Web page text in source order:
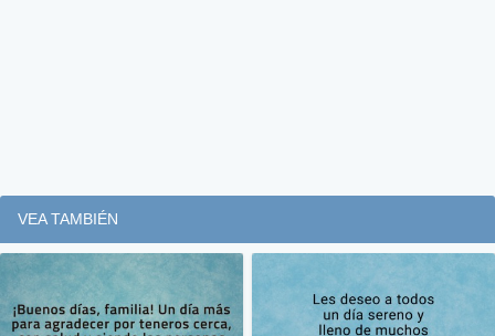
VEA TAMBIÉN